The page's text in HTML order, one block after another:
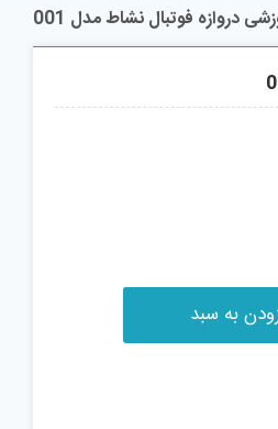
دروازه فوتبال نشاط مدل 001